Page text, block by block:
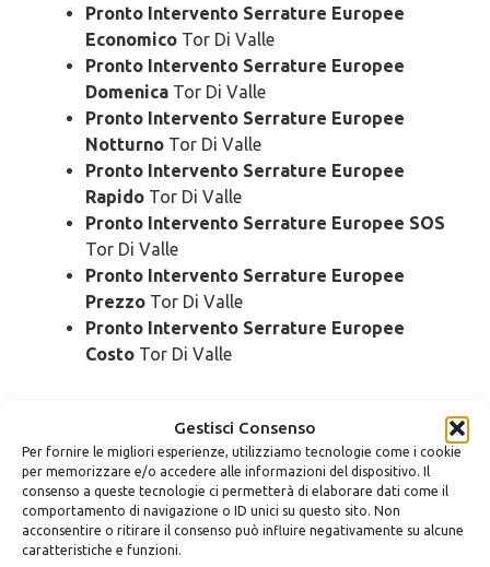
Gestisci Consenso
Per fornire le migliori esperienze, utilizziamo tecnologie come i cookie
per memorizzare e/o accedere alle informazioni del dispositivo. Il
consenso a queste tecnologie ci permetterà di elaborare dati come il
comportamento di navigazione o ID unici su questo sito. Non
acconsentire o ritirare il consenso può influire negativamente su alcune
caratteristiche e funzioni.
Pronto Intervento Serrature Europee
Economico Tor Di Valle
Pronto Intervento Serrature Europee
Domenica Tor Di Valle
Pronto Intervento Serrature Europee
Notturno Tor Di Valle
Pronto Intervento Serrature Europee
Rapido Tor Di Valle
Pronto Intervento Serrature Europee SOS
Tor Di Valle
Pronto Intervento Serrature Europee
Prezzo Tor Di Valle
Pronto Intervento Serrature Europee
Costo Tor Di Valle
Valle
Cambio Serrature Europee UrgenteTor Di
Valle
Cambio Serrature Europee 24 Ore